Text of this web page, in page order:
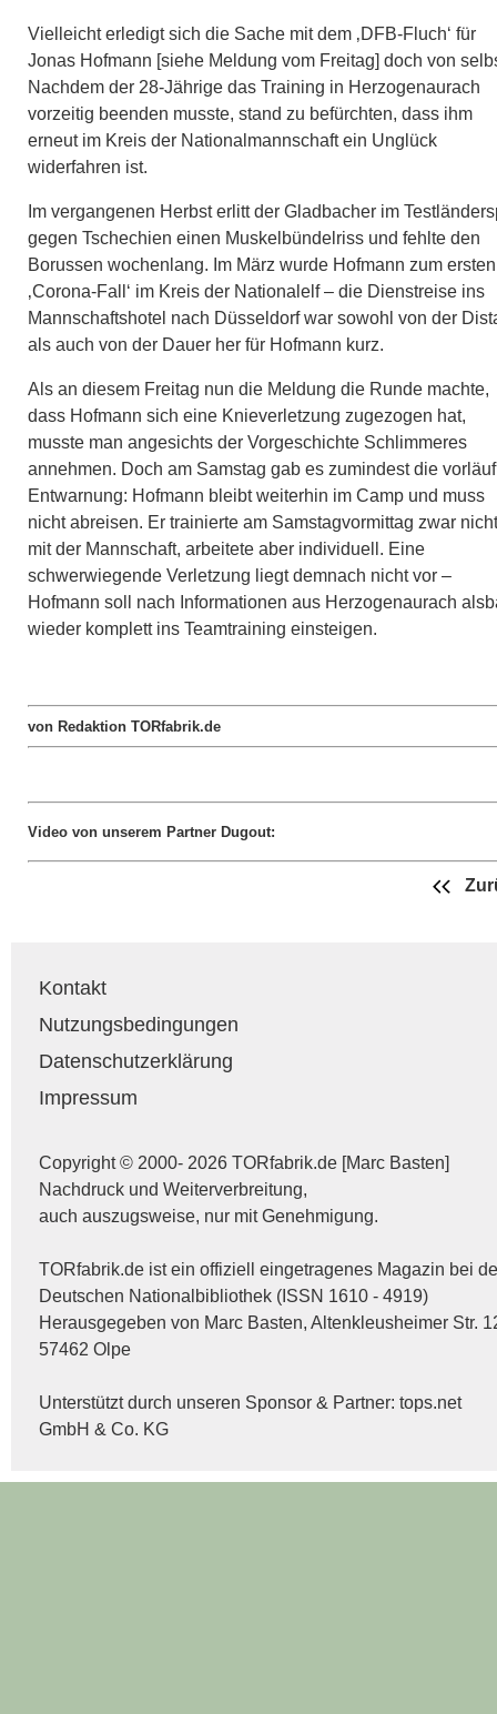
Vielleicht erledigt sich die Sache mit dem ‚DFB-Fluch‘ für
Jonas Hofmann [siehe Meldung vom Freitag] doch von
Nachdem der 28-Jährige das Training in Herzogenaurach
vorzeitig beenden musste, stand zu befürchten, dass ihm
erneut im Kreis der Nationalmannschaft ein Unglück
widerfahren ist.
Im vergangenen Herbst erlitt der Gladbacher im
gegen Tschechien einen Muskelbündelriss und fehlte den
Borussen wochenlang. Im März wurde Hofmann zum ersten
‚Corona-Fall‘ im Kreis der Nationalelf – die Dienstreise ins
Mannschaftshotel nach Düsseldorf war sowohl von der
als auch von der Dauer her für Hofmann kurz.
Als an diesem Freitag nun die Meldung die Runde machte,
dass Hofmann sich eine Knieverletzung zugezogen hat,
musste man angesichts der Vorgeschichte Schlimmeres
annehmen. Doch am Samstag gab es zumindest die
Entwarnung: Hofmann bleibt weiterhin im Camp und muss
nicht abreisen. Er trainierte am Samstagvormittag zwar nicht
mit der Mannschaft, arbeitete aber individuell. Eine
schwerwiegende Verletzung liegt demnach nicht vor –
Hofmann soll nach Informationen aus Herzogenaurach
wieder komplett ins Teamtraining einsteigen.
von Redaktion TORfabrik.de
Video von unserem Partner Dugout:
Kontakt
Nutzungsbedingungen
Datenschutzerklärung
Impressum
Copyright © 2000- 2026 TORfabrik.de [Marc Basten]
Nachdruck und Weiterverbreitung,
auch auszugsweise, nur mit Genehmigung.
TORfabrik.de ist ein offiziell eingetragenes Magazin bei
Deutschen Nationalbibliothek (ISSN 1610 - 4919)
Herausgegeben von Marc Basten, Altenkleusheimer Str.
57462 Olpe
Unterstützt durch unseren Sponsor & Partner: tops.net
GmbH & Co. KG